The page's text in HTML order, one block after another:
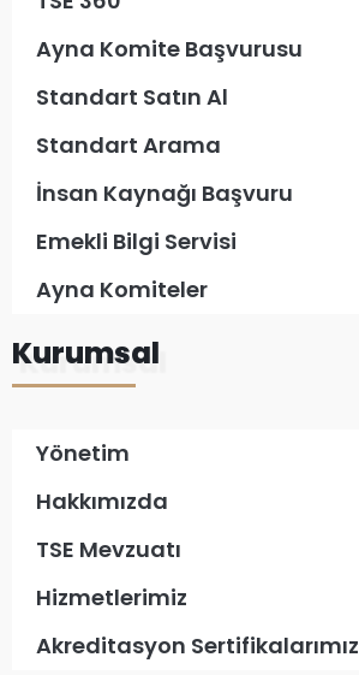
Ayna Komite Başvurusu
Standart Satın Al
Standart Arama
İnsan Kaynağı Başvuru
Emekli Bilgi Servisi
Ayna Komiteler
Kurumsal
Yönetim
Hakkımızda
TSE Mevzuatı
Hizmetlerimiz
Akreditasyon Sertifikalarımız